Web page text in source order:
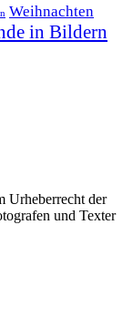
Weihnachten
in Bildern
Urheberrecht der
und Texter